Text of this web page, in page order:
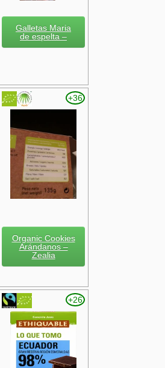
Galletas Maria
de espelta –
+36
Organic Cookies
Arándanos –
Zealia
+26